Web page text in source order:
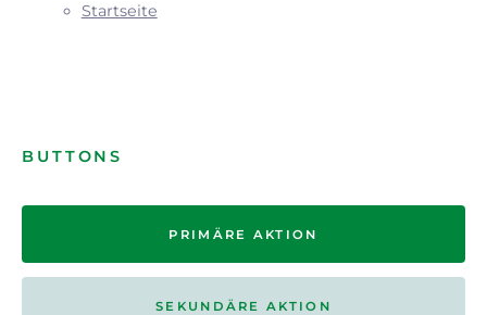
Startseite
BUTTONS
PRIMÄRE AKTION
SEKUNDÄRE AKTION